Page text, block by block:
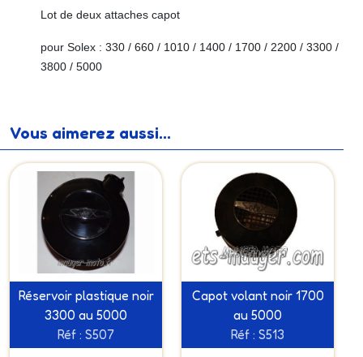
Lot de deux attaches capot
pour Solex : 330 / 660 / 1010 / 1400 / 1700 / 2200 / 3300 /
3800 / 5000
Vous aimerez aussi...
Réservoir plastique noir
3300 au 5000
Réf : S507
Capot volant noir 1700
au 5000
Réf : S513